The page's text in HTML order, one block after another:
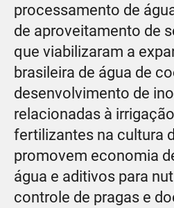
processamento de
de aproveitamento de
que viabilizaram a
brasileira de água de
desenvolvimento de
relacionadas à
fertilizantes na cultura
promovem economia
água e aditivos para
controle de pragas e